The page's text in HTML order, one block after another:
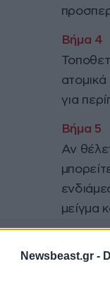
Newsbeast.gr -
για
Αν
μείγμα